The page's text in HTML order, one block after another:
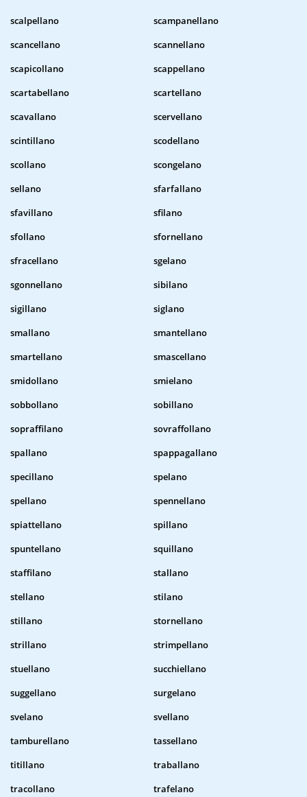
scalpellano
scampanellano
scancellano
scannellano
scapicollano
scappellano
scartabellano
scartellano
scavallano
scervellano
scintillano
scodellano
scollano
scongelano
sellano
sfarfallano
sfavillano
sfilano
sfollano
sfornellano
sfracellano
sgelano
sgonnellano
sibilano
sigillano
siglano
smallano
smantellano
smartellano
smascellano
smidollano
smielano
sobbollano
sobillano
sopraffilano
sovraffollano
spallano
spappagallano
specillano
spelano
spellano
spennellano
spiattellano
spillano
spuntellano
squillano
staffilano
stallano
stellano
stilano
stillano
stornellano
strillano
strimpellano
stuellano
succhiellano
suggellano
surgelano
svelano
svellano
tamburellano
tassellano
titillano
traballano
tracollano
trafelano